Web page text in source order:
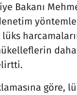
Bakanı
lüks
daha
göre,